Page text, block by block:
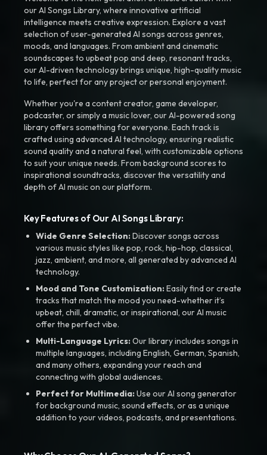
our AI Songs Library, where innovative artificial
intelligence meets creative expression. Explore a vast
selection of user-generated AI songs across genres,
moods, and languages. From ambient and cinematic
soundscapes to upbeat pop and deep, resonant tracks,
our AI-driven technology brings unique, high-quality music
to life, perfect for any project or personal enjoyment.
Whether you're a content creator, game developer,
podcaster, or simply a music lover, our AI-powered song
library offers something for everyone. Each track is
crafted using advanced AI technology, ensuring realistic
sound quality and a natural feel, with customizable options
to suit your unique needs. From background scores to
inspirational soundtracks, discover the versatility and
depth of AI music on our platform.
Key Features of Our AI Songs Library:
Wide Genre Selection:Discover songs across
various music styles like pop, rock, hip-hop, classical,
jazz, ambient, and more, all generated by advanced AI
technology.
Mood and Tone Customization:Easily find or create
tracks that match the mood you need-whether it’s
upbeat, chill, dramatic, or inspirational, our AI music
offer the perfect vibe.
Multi-Language Lyrics:Our library includes songs in
multiple languages, including English, German, Spanish,
and many others, expanding your reach and
connecting with global audiences.
Perfect for Multimedia:Use our AI song generator
for background music, sound effects, or as a unique
addition to your videos, podcasts, and presentations.